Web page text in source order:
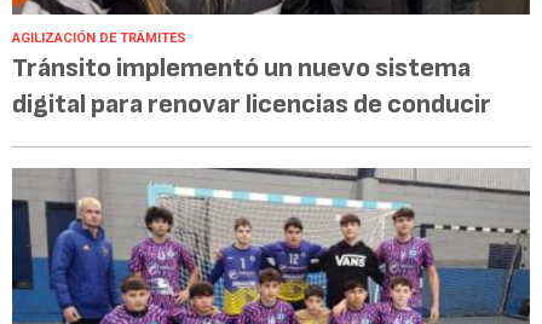
AGILIZACIÓN DE TRÁMITES
Tránsito implementó un nuevo sistema
digital para renovar licencias de conducir